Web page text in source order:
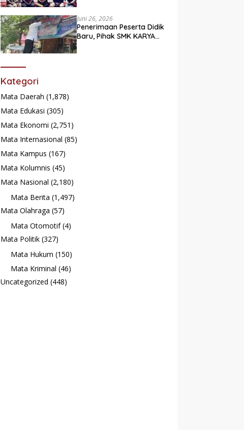
Surau
Juni 26, 2026
Penerimaan Peserta Didik
Baru, Pihak SMK KARYA
Kategori
Mata Daerah (1,878)
Mata Edukasi (305)
Mata Ekonomi (2,751)
Mata Internasional (85)
Mata Kampus (167)
Mata Kolumnis (45)
Mata Nasional (2,180)
Mata Berita (1,497)
Mata Olahraga (57)
Mata Otomotif(4)
Mata Politik (327)
Mata Hukum (150)
Mata Kriminal (46)
Uncategorized (448)